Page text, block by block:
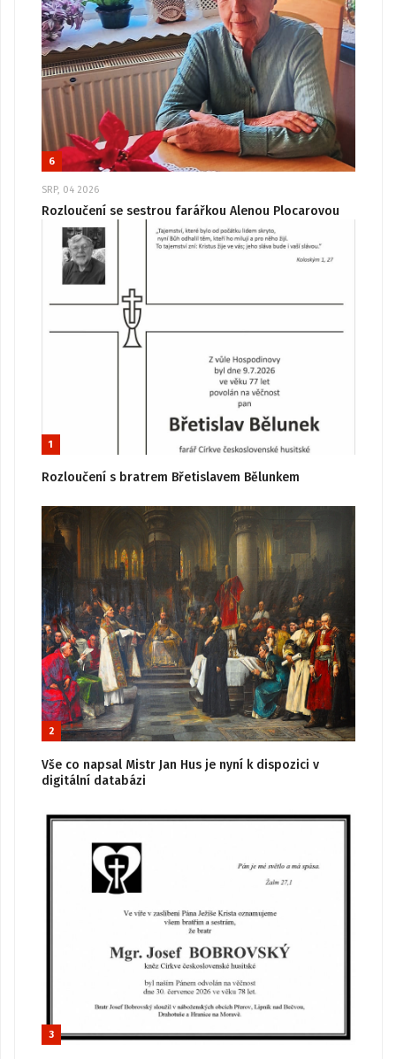
6
SRP, 04 2026
Rozloučení se sestrou farářkou Alenou Plocarovou
1
Rozloučení s bratrem Břetislavem Bělunkem
2
Vše co napsal Mistr Jan Hus je nyní k dispozici v
digitální databázi
3